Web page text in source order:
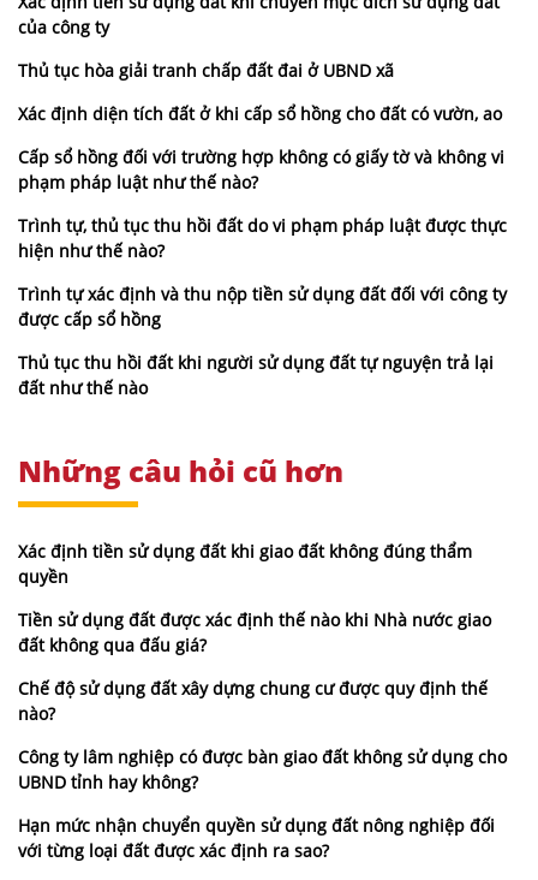
của công ty
Thủ tục hòa giải tranh chấp đất đai ở UBND xã
Xác định diện tích đất ở khi cấp sổ hồng cho đất có vườn, ao
Cấp sổ hồng đối với trường hợp không có giấy tờ và không vi
phạm pháp luật như thế nào?
Trình tự, thủ tục thu hồi đất do vi phạm pháp luật được thực
hiện như thế nào?
Trình tự xác định và thu nộp tiền sử dụng đất đối với công ty
được cấp sổ hồng
Thủ tục thu hồi đất khi người sử dụng đất tự nguyện trả lại
đất như thế nào
Những câu hỏi cũ hơn
Xác định tiền sử dụng đất khi giao đất không đúng thẩm
quyền
Tiền sử dụng đất được xác định thế nào khi Nhà nước giao
đất không qua đấu giá?
Chế độ sử dụng đất xây dựng chung cư được quy định thế
nào?
Công ty lâm nghiệp có được bàn giao đất không sử dụng cho
UBND tỉnh hay không?
Hạn mức nhận chuyển quyền sử dụng đất nông nghiệp đối
với từng loại đất được xác định ra sao?